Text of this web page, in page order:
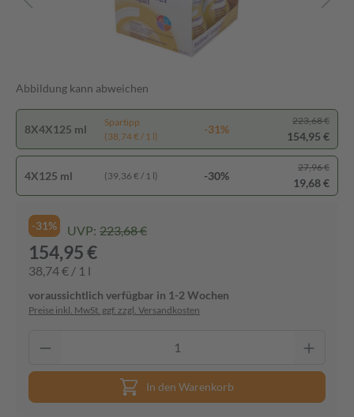
Abbildung kann abweichen
8X4X125 ml
Spartipp
(38,74 € / 1 l)
-31%
223,68 €
154,95 €
4X125 ml (39,36 € / 1 l) -30%
27,96 €
19,68 €
-31% UVP: 223,68 €
154,95 €
38,74 € / 1 l
voraussichtlich verfügbar in 1-2 Wochen
Preise inkl. MwSt. ggf. zzgl. Versandkosten
In den Warenkorb